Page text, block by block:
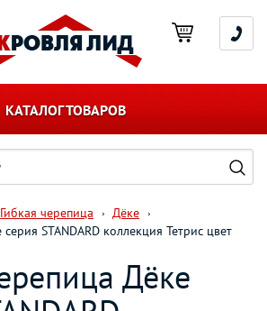
КАТАЛОГ ТОВАРОВ
Гибкая черепица
Дёке
STANDARD коллекция Тетрис цвет
Дёке